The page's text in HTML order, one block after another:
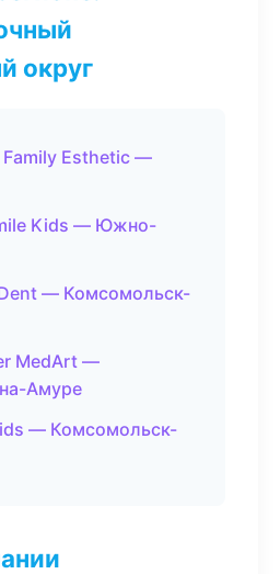
округ
Esthetic —
Kids — Южно-
— Комсомольск-
MedArt —
Амуре
— Комсомольск-